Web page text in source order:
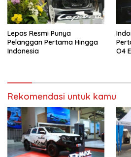
Lepas Resmi Punya
Pelanggan Pertama Hingga
Indonesia
O4
Rekomendasi untuk kamu